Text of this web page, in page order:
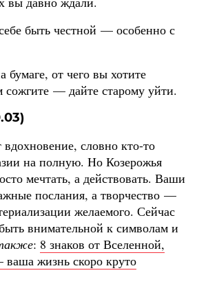
быть честной — особенно с
от чего вы хотите
сожгите — дайте старому уйти.
словно кто-то
на полную. Но Козерожья
мечтать, а действовать. Ваши
послания, а творчество —
желаемого. Сейчас
внимательной к символам и
: 8 знаков от Вселенной,
жизнь скоро круто